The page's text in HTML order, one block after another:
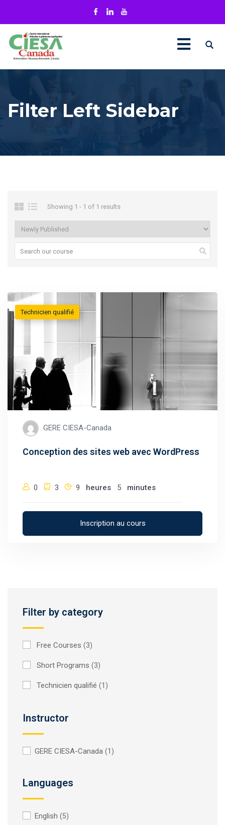
Filter Left Sidebar
Filter by category
Free Courses (3)
Short Programs (3)
Technicien qualifié (1)
Instructor
GERE CIESA-Canada (1)
Languages
English (5)
Showing 1 - 1 of 1 results
Technicien qualifié
GERE CIESA-Canada
Conception des sites web avec WordPress
0 3 9 heures 5 minutes
Inscription au cours